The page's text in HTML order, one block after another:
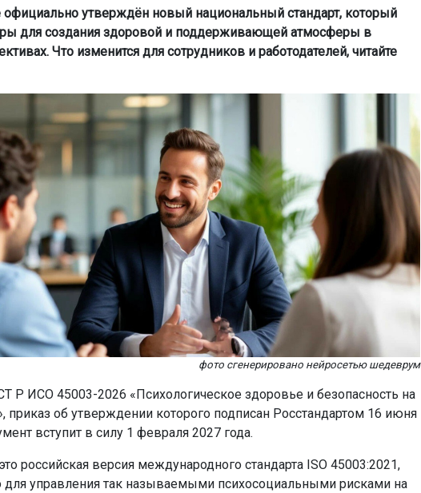
официально утверждён новый национальный стандарт, который
для создания здоровой и поддерживающей атмосферы в
Что изменится для сотрудников и работодателей, читайте
фото сгенерировано нейросетью шедеврум
Р ИСО 45003-2026 «Психологическое здоровье и безопасность на
приказ об утверждении которого подписан Росстандартом 16 июня
вступит в силу 1 февраля 2027 года.
российская версия международного стандарта ISO 45003:2021,
для управления так называемыми психосоциальными рисками на